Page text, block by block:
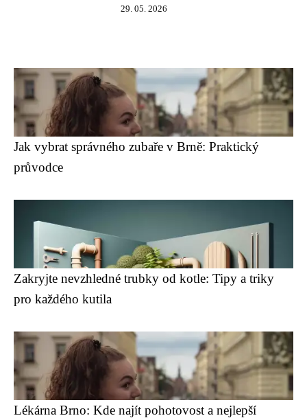
29. 05. 2026
Jak vybrat správného zubaře v Brně: Praktický
průvodce
Zakryjte nevzhledné trubky od kotle: Tipy a triky
pro každého kutila
Lékárna Brno: Kde najít pohotovost a nejlepší